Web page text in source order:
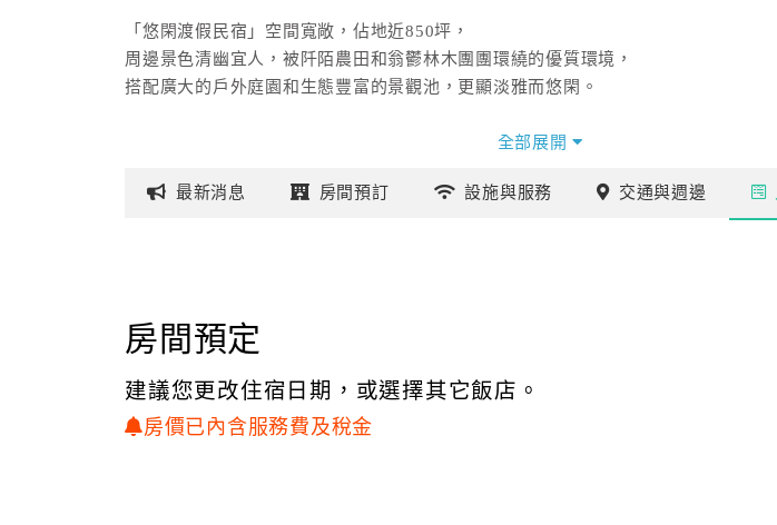
「悠閑渡假民宿」空間寬敞，佔地近850坪，
周邊景色清幽宜人，被阡陌農田和翁鬱林木團團環繞的優質環境，
搭配廣大的戶外庭園和生態豐富的景觀池，更顯淡雅而悠閑。
展露簡單大方、溫暖舒適的雅緻氣息，誠摯歡迎旅人的到來～
全部展開
最新消息 房間預訂 設施與服務 交通與週邊
房間預定
建議您更改住宿日期，或選擇其它飯店。
房價已內含服務費及稅金